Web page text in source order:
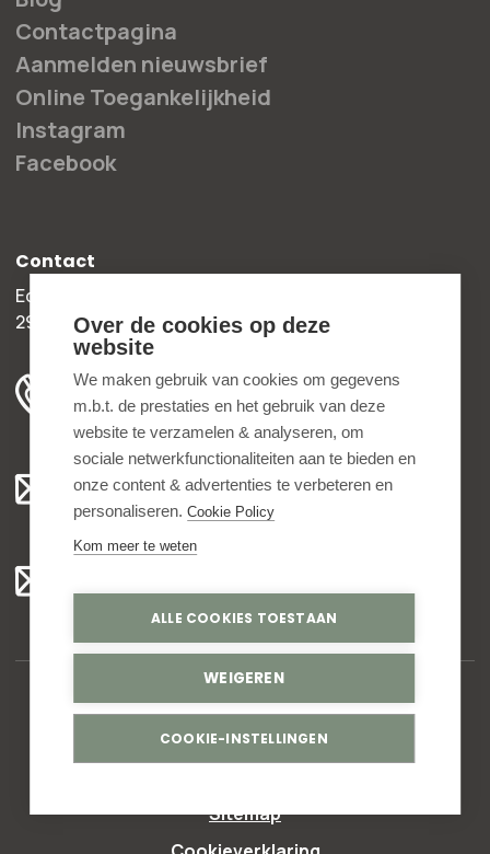
Contactpagina
Aanmelden nieuwsbrief
Online Toegankelijkheid
Instagram
Facebook
Contact
Edisonweg 30b
2952 AD Alblasserdam
+31 78 204 90 50
ma t/m vr 8.00 - 16.30 uur
Algemeen:
info@bedankjes.nl
klantenservice@bedankjes.nl
© Copyright 2026,Bedankjes.nl. All rights reserved
Sitemap
Over de cookies op deze
website
We maken gebruik van cookies om gegevens
m.b.t. de prestaties en het gebruik van deze
website te verzamelen & analyseren, om
sociale netwerkfunctionaliteiten aan te bieden en
onze content & advertenties te verbeteren en
personaliseren.Cookie Policy
Kom meer te weten
ALLE COOKIES TOESTAAN
WEIGEREN
COOKIE-INSTELLINGEN